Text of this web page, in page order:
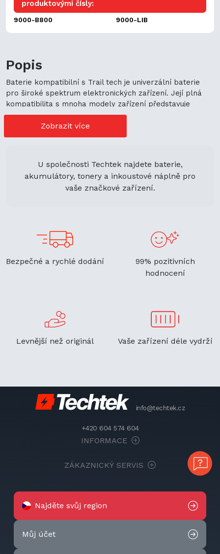
produktovými čísly:
9000-B800 9000-LIB
Popis
Baterie kompatibilní s Trail tech je univerzální baterie
pro široké spektrum elektronických zařízení. Její plná
kompatibilita s mnoha modely zařízení představuje
cenově výhodné možnosti nákupu. Její univerzální použití
navíc podporuje ekologickou udržitelnost a zaručuje
flexibilitu.
Zobrazit více
U společnosti Techtek najdete baterie,
akumulátory, tonery a inkoustové náplně pro
vaše značkové zařízení.
Bezpečné a rychlé dodání
99% pozitivních
hodnocení
Levnější než originál Vaše zařízení déle vydrží
info@techtek.cz
+420 604 574 604
INFORMACE
ZÁKAZNICKÝ SERVIS
Najděte svůj region
Můj účet